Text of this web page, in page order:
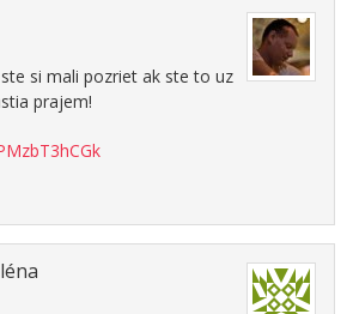
si mali pozriet ak ste to uz
prajem!